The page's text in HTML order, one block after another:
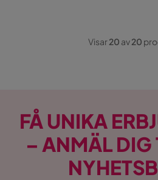
Visar20 av20
FÅ UNIKA
– ANMÄL DIG